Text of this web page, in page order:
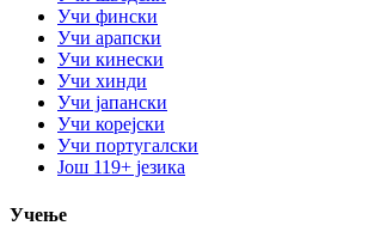
Учи фински
Учи арапски
Учи кинески
Учи хинди
Учи јапански
Учи корејски
Учи португалски
Још 119+ језика
Учење